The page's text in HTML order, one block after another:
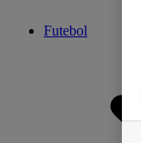
Futebol